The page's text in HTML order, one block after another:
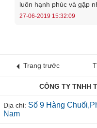
luôn hạnh phúc và gặp
27-06-2019 15:32:09
Trang trước
CÔNG TY TNHH
Địa chỉ: Số 9 Hàng
Nam